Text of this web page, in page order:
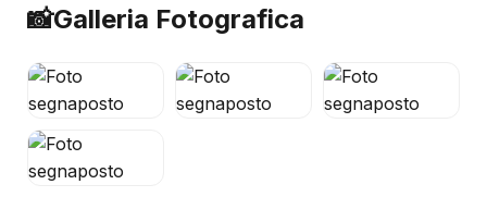
📸Galleria Fotografica